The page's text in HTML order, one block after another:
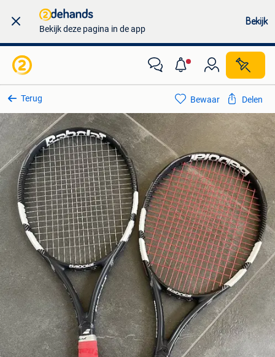
Bekijk deze pagina in de app
Bekijk
Terug Bewaar Delen